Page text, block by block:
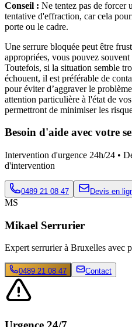
Conseil : Ne tentez pas de forcer
tentative d'effraction, car cela
porte ou le cadre.
Une serrure bloquée peut être
appropriées, vous pouvez
Toutefois, si la situation semble
échouent, il est préférable de
pour éviter d’aggraver le
attention particulière à l'état de
permettront de minimiser les
Besoin d'aide avec votre
Intervention d'urgence 24h/24 •
d'intervention
0489 21 08 47 Devis en
MS
Mikael Serrurier
Expert serrurier à Bruxelles avec
0489 21 08 47 Contact